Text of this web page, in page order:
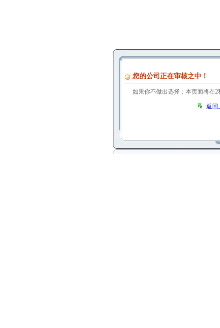
您的公司正在审核之中！
如果你不做出选择；本页面将在1
返回